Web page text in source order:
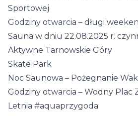
Sportowej
Godziny otwarcia – długi
Sauna w dniu 22.08.2025 r.
Aktywne Tarnowskie Góry
Skate Park
Noc Saunowa – Pożegnanie
Godziny otwarcia – Wodny Plac
Letnia #aquaprzygoda